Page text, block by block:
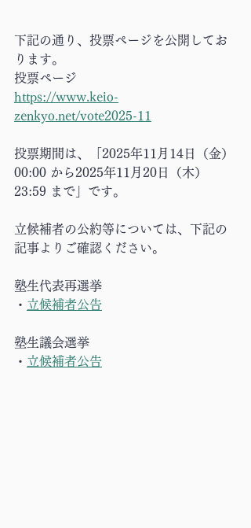
下記の通り、投票ページを公開してお
ります。
https://www.keio-
zenkyo.net/vote2025-11
投票期間は、「2025年11月14日（金）
00:00 から2025年11月20日（木）
23:59 まで」です。
立候補者の公約等については、下記の
記事よりご確認ください。
塾生代表再選挙
・ 立候補者公告
塾生議会選挙
・ 立候補者公告